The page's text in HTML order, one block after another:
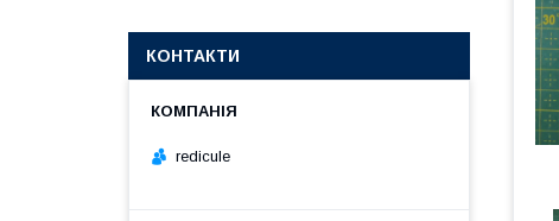
КОНТАКТИ
redicule